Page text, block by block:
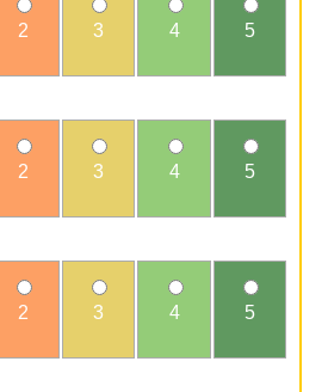
2 3 4 5
2 3 4 5
2 3 4 5